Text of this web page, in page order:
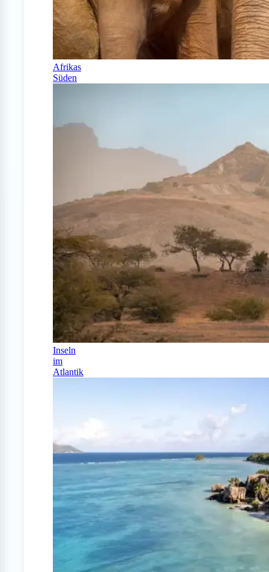
Afrikas
Süden
Inseln
im
Atlantik